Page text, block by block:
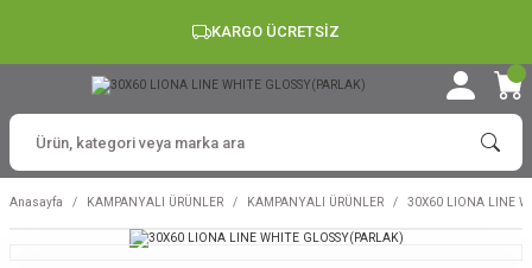
KARGO ÜCRETSİZ
Anasayfa KAMPANYALI ÜRÜNLER KAMPANYALI ÜRÜNLER 30X60 LIONA LINE